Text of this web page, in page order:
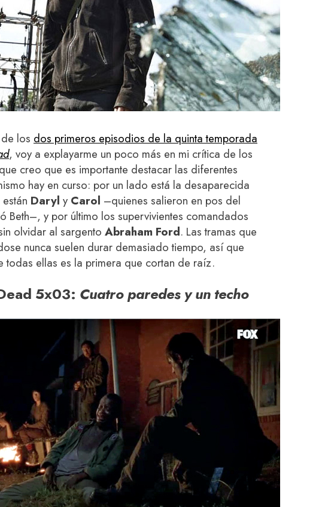
los dos primeros episodios de la quinta temporada
, voy a explayarme un poco más en mi crítica de los
creo que es importante destacar las diferentes
hay en curso: por un lado está la desaparecida
Daryl y Carol –quienes salieron en pos del
Beth–, y por último los supervivientes comandados
olvidar al sargento Abraham Ford. Las tramas que
nunca suelen durar demasiado tiempo, así que
todas ellas es la primera que cortan de raíz.
5x03: Cuatro paredes y un techo